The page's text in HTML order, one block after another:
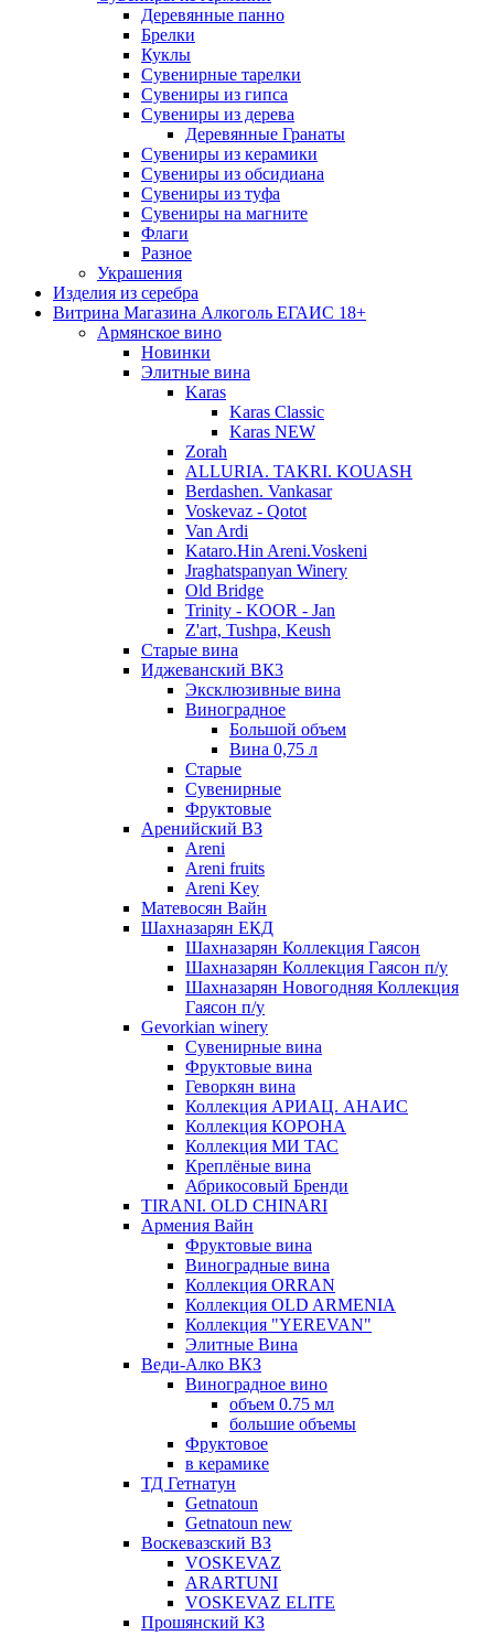
Деревянные панно
Брелки
Куклы
Сувенирные тарелки
Сувениры из гипса
Сувениры из дерева
Деревянные Гранаты
Сувениры из керамики
Сувениры из обсидиана
Сувениры из туфа
Сувениры на магните
Флаги
Разное
Украшения
Изделия из серебра
Витрина Магазина Алкоголь ЕГАИС 18+
Армянское вино
Новинки
Элитные вина
Karas
Karas Classic
Karas NEW
Zorah
ALLURIA. TAKRI. KOUASH
Berdashen. Vankasar
Voskevaz - Qotot
Van Ardi
Kataro.Hin Areni.Voskeni
Jraghatspanyan Winery
Old Bridge
Trinity - KOOR - Jan
Z'art, Tushpa, Keush
Старые вина
Иджеванский ВК3
Эксклюзивные вина
Виноградное
Большой объем
Вина 0,75 л
Старые
Сувенирные
Фруктовые
Аренийский ВЗ
Areni
Areni fruits
Areni Key
Матевосян Вайн
Шахназарян ЕКД
Шахназарян Коллекция Гаясон
Шахназарян Коллекция Гаясон п/у
Шахназарян Новогодняя Коллекция
Гаясон п/у
Gevorkian winery
Сувенирные вина
Фруктовые вина
Геворкян вина
Коллекция АРИАЦ. АНАИС
Коллекция КОРОНА
Коллекция МИ ТАС
Креплёные вина
Абрикосовый Бренди
TIRANI. OLD CHINARI
Армения Вайн
Фруктовые вина
Виноградные вина
Коллекция ORRAN
Коллекция OLD ARMENIA
Коллекция "YEREVAN"
Элитные Вина
Веди-Алко ВКЗ
Виноградное вино
объем 0.75 мл
большие объемы
Фруктовое
в керамике
ТД Гетнатун
Getnatoun
Getnatoun new
Воскевазский ВЗ
VOSKEVAZ
ARARTUNI
VOSKEVAZ ELITE
Прошянский КЗ